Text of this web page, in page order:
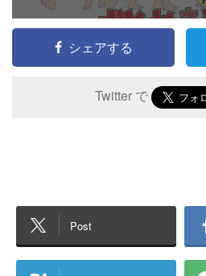
シェアする
Twitter で
Post